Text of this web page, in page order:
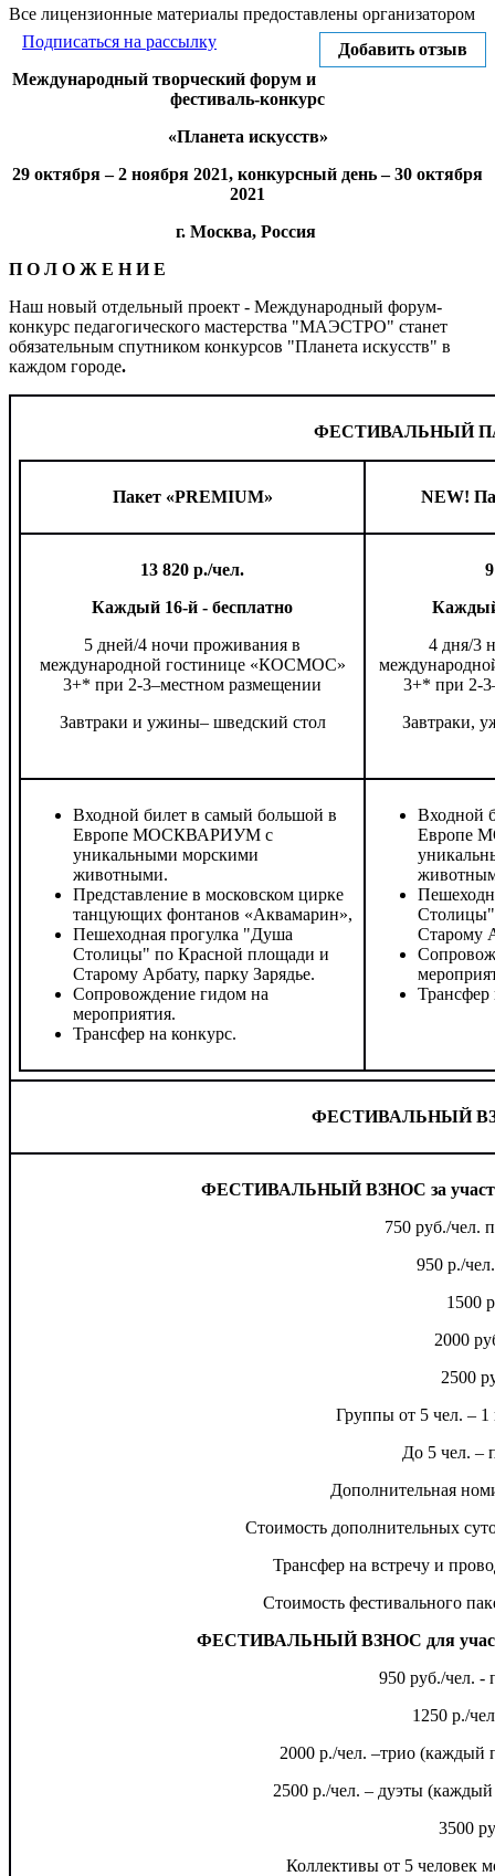
Все лицензионные материалы предоставлены организатором
Добавить отзыв
Подписаться на рассылку
Международный творческий форум и
фестиваль-конкурс
«Планета искусств»
29 октября – 2 ноября 2021, конкурсный день – 30 октября
2021
г. Москва, Россия
П О Л О Ж Е Н И Е
Наш новый отдельный проект - Международный форум-
конкурс педагогического мастерства "МАЭСТРО" станет
обязательным спутником конкурсов "Планета искусств" в
каждом городе.
ФЕСТИВАЛЬНЫЙ
Пакет «PREMIUM» NEW!
13 820 р./чел.
Каждый 16-й - бесплатно
5 дней/4 ночи проживания в
международной гостинице «КОСМОС»
3+* при 2-3–местном размещении
Завтраки и ужины– шведский стол
Каждый
4 дня/3
3+* при 2-
Завтраки,
Входной билет в самый большой в
Европе МОСКВАРИУМ с
уникальными морскими
животными.
Представление в московском цирке
танцующих фонтанов «Аквамарин»,
Пешеходная прогулка "Душа
Столицы" по Красной площади и
Старому Арбату, парку Зарядье.
Сопровождение гидом на
мероприятия.
Трансфер на конкурс.
Входной
Европе
Старому
Трансфер
ФЕСТИВАЛЬНЫЙ
ФЕСТИВАЛЬНЫЙ ВЗНОС за участие
750 руб./чел.
950 р./
1500
2000
2500
Группы от 5 чел. –
До 5 чел. –
Дополнительная
Стоимость дополнительных
Трансфер на встречу и
Стоимость фестивального
ФЕСТИВАЛЬНЫЙ ВЗНОС для
950 руб./чел. -
1250 р./
2000 р./чел. –трио (каждый
2500 р./чел. – дуэты
3500
Коллективы от 5 человек